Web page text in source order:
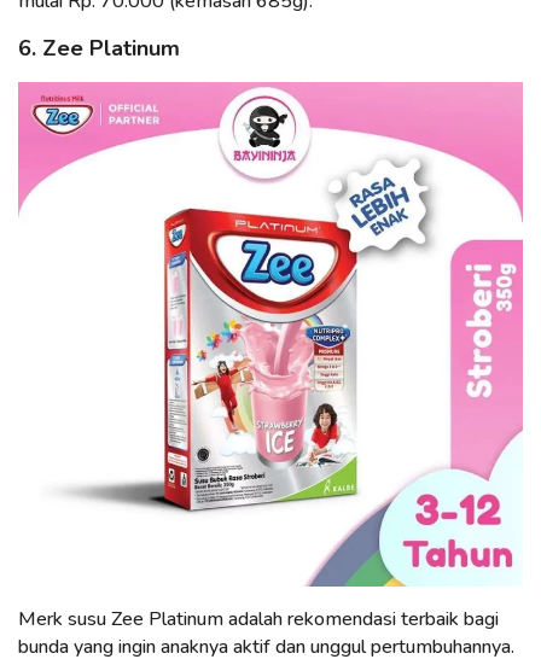
6. Zee Platinum
Merk susu Zee Platinum adalah rekomendasi terbaik bagi
bunda yang ingin anaknya aktif dan unggul pertumbuhannya.